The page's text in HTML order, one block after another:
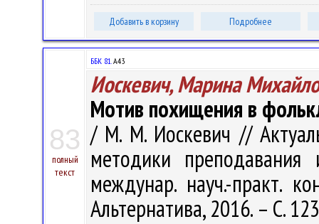
Добавить в корзину Подробнее
83
полный
текст
ББК 81.А43
Иоскевич, Марина
Мотив похищения в
/ М. М. Иоскевич //
методики
междунар. науч.-практ.
Альтернатива, 2016. – С.